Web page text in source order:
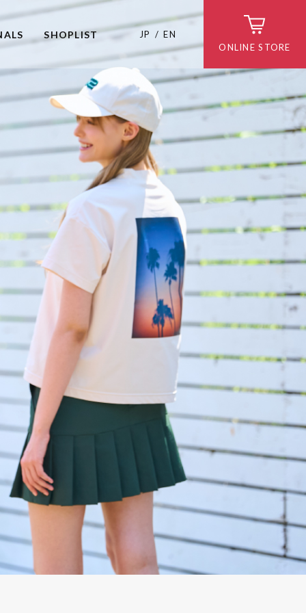
SHOPLIST JP
EN
ONLINE STORE